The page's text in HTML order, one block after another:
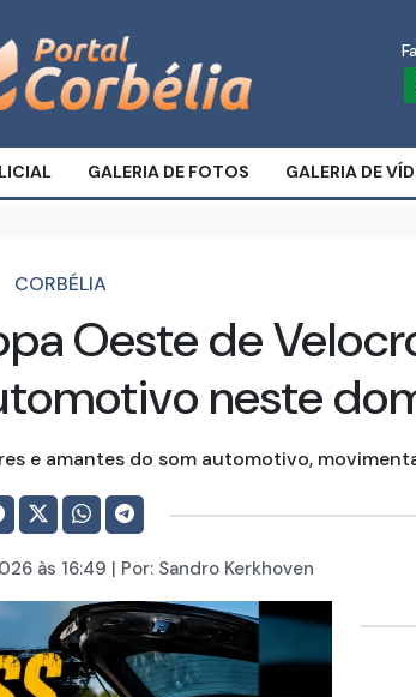
GALERIA DE FOTOS GALERIA DE
CORBÉLIA
Oeste de
neste
e amantes do som automotivo,
às 16:49 | Por: Sandro Kerkhoven